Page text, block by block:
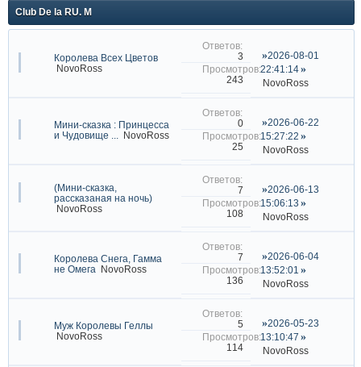
Club De la RU. M
Королева Всех Цветов
NovoRoss
3
243
2026-08-01
22:41:14
NovoRoss
Мини-сказка : Принцесса
и Чудовище ...
NovoRoss
0
25
2026-06-22
15:27:22
NovoRoss
(Мини-сказка,
рассказаная на ночь)
NovoRoss
7
108
2026-06-13
15:06:13
NovoRoss
Королева Снега, Гамма
не Омега
NovoRoss
7
136
2026-06-04
13:52:01
NovoRoss
Муж Королевы Геллы
NovoRoss
5
114
2026-05-23
13:10:47
NovoRoss